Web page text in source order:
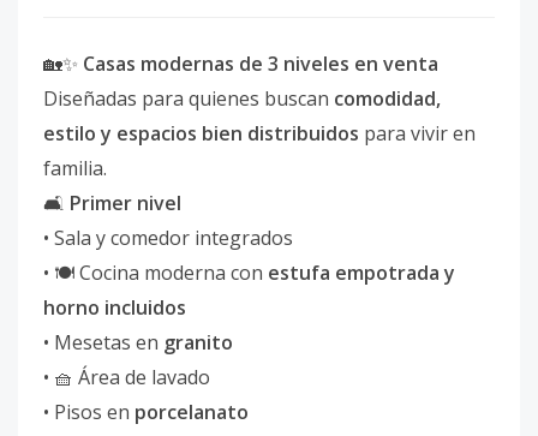
🏡✨ Casas modernas de 3 niveles en venta
Diseñadas para quienes buscan comodidad,
estilo y espacios bien distribuidos para vivir en
familia.
🛋️ Primer nivel
• Sala y comedor integrados
• 🍽️ Cocina moderna con estufa empotrada y
horno incluidos
• Mesetas en granito
• 🧺 Área de lavado
• Pisos en porcelanato